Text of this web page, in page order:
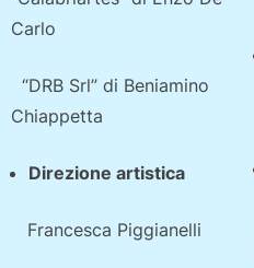
Carlo
“DRB Srl” di Beniamino
Chiappetta
Direzione artistica
Francesca Piggianelli